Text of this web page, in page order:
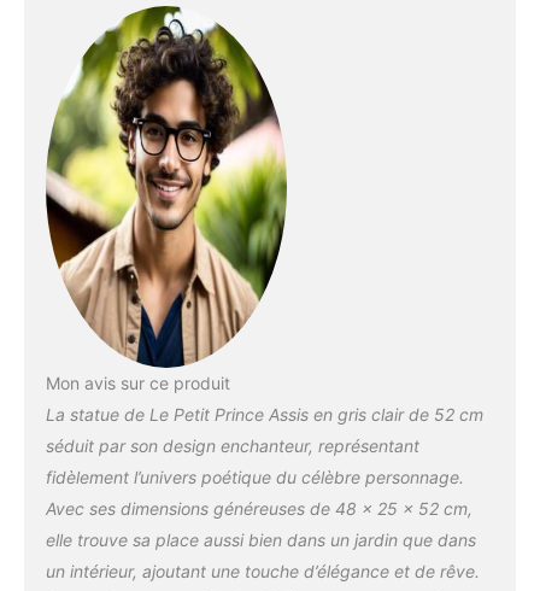
Mon avis sur ce produit
La statue de Le Petit Prince Assis en gris clair de 52 cm
séduit par son design enchanteur, représentant
fidèlement l’univers poétique du célèbre personnage.
Avec ses dimensions généreuses de 48 x 25 x 52 cm,
elle trouve sa place aussi bien dans un jardin que dans
un intérieur, ajoutant une touche d’élégance et de rêve.